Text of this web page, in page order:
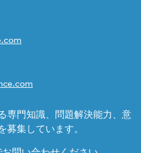
専門知識、問題解決能力、意
募集しています。